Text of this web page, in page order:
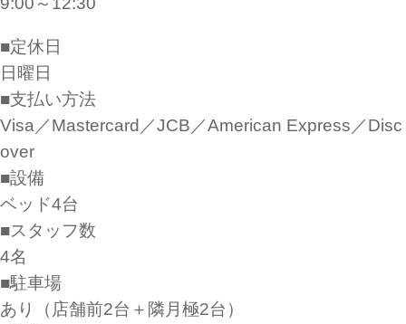
■定休日
日曜日
■支払い方法
Visa／Mastercard／JCB／American Express／Disc
over
■設備
ベッド4台
■スタッフ数
4名
■駐車場
あり（店舗前2台＋隣月極2台）